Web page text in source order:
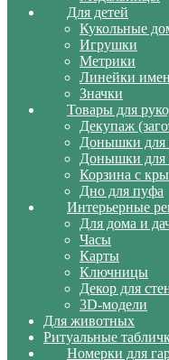
Для детей
Кукольные
Игрушки
Метрики
Линейки
Значки
Товары для
Декупаж
Донышки для
Донышки для
Корзина с
Дно для пуфа
Интерьерные
Для дома и
Часы
Карты
Ключницы
Декор для
3D-модели
Для животных
Ритуальные
Номерки для